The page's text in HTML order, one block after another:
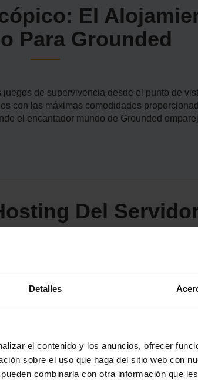
Detalles
el contenido y los anuncios, ofrecer
sobre el uso que haga del sitio web con
combinarla con otra información que
El
Para Grounded
de supervivencia desde el punto de
con las máximas comodidades
el encantador mundo de Grounded
Del
vertebral de sus escapadas de juego, en
de las pruebas y tribulaciones de este
general de juego de juego.
ScalaCube como una empresa de